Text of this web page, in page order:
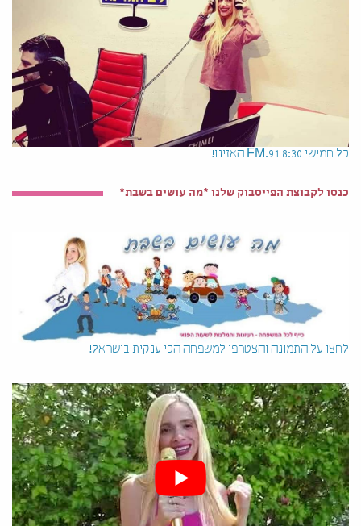
כל חמישי 8:30 91.FM האזינו!
כנסו לקבוצת הפייסבוק שלנו *מה עושים בשבת*
לחצו על התמונה והצטרפו למשפחה הכי ענקית בישראל!